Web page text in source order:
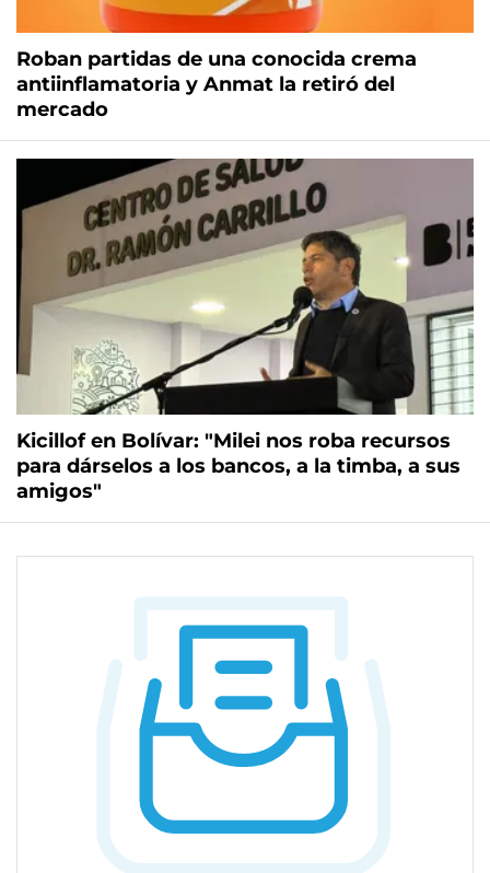
Roban partidas de una conocida crema
antiinflamatoria y Anmat la retiró del
mercado
Kicillof en Bolívar: "Milei nos roba recursos
para dárselos a los bancos, a la timba, a sus
amigos"